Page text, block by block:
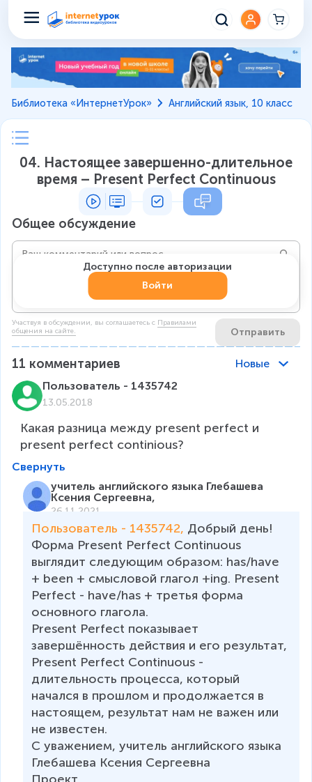
Библиотека «ИнтернетУрок» Английский язык, 10 класс
04. Настоящее завершенно-длительное
время – Present Perfect Continuous
Общее обсуждение
Участвуя в обсуждении, вы соглашаетесь c Правилами
общения на сайте.
Отправить
Доступно после авторизации
Войти
11 комментариев
Новые
Пользователь - 1435742
13.05.2018
Какая разница между present perfect и
present perfect continious?
Свернуть
учитель английского языка Глебашева
Ксения Сергеевна,
26.11.2021
Пользователь - 1435742, Добрый день!
Форма Present Рerfect Сontinuous
выглядит следующим образом: has/have
+ been + смысловой глагол +ing. Present
Perfect - have/has + третья форма
основного глагола.
Present Perfect показывает
завершённость действия и его результат,
Present Рerfect Сontinuous -
длительность процесса, который
начался в прошлом и продолжается в
настоящем, результат нам не важен или
не известен.
С уважением, учитель английского языка
Глебашева Ксения Сергеевна